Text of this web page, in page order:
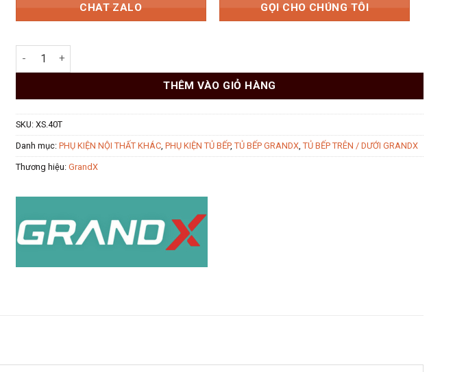
CHAT ZALO GỌI CHO CHÚNG TÔI
Giá gia vị 400mm Titanium GrandX XS.40T số lượng
THÊM VÀO GIỎ HÀNG
SKU: XS.40T
Danh mục: PHỤ KIỆN NỘI THẤT KHÁC PHỤ KIỆN TỦ BẾP, TỦ BẾP GRANDX TỦ BẾP TRÊN / DƯỚI GRANDX
Thương hiệu: GrandX